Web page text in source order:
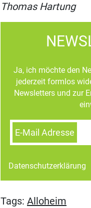
Thomas Hartung
Ja, ich möchte den
jederzeit formlos
Newsletters und zur
E-Mail Adresse
Datenschutzerklärung
Tags: Alloheim